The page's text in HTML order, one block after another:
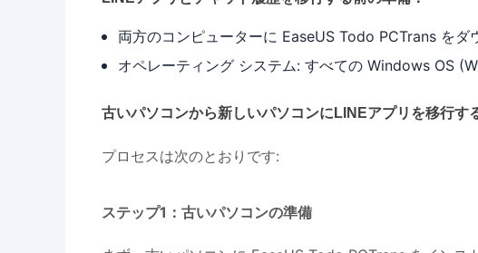
両方のコンピューターに EaseUS Todo PCTrans をダ
オペレーティング システム: すべての Windows OS
古いパソコンから新しいパソコンにLINEアプリを移行す
プロセスは次のとおりです:
ステップ1：古いパソコンの準備